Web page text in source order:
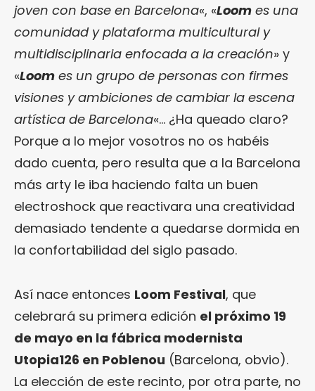
joven con base en Barcelona«, «Loom es una
comunidad y plataforma multicultural y
multidisciplinaria enfocada a la creación» y
«Loom es un grupo de personas con firmes
visiones y ambiciones de cambiar la escena
artística de Barcelona«… ¿Ha queado claro?
Porque a lo mejor vosotros no os habéis
dado cuenta, pero resulta que a la Barcelona
más arty le iba haciendo falta un buen
electroshock que reactivara una creatividad
demasiado tendente a quedarse dormida en
la confortabilidad del siglo pasado.
Así nace entonces Loom Festival, que
celebrará su primera edición el próximo 19
de mayo en la fábrica modernista
Utopia126 en Poblenou (Barcelona, obvio).
La elección de este recinto, por otra parte, no